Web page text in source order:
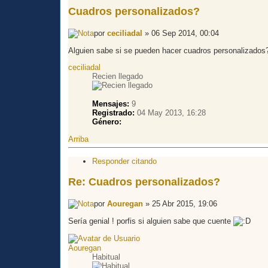
Cuadros personalizados?
porceciliadal » 06 Sep 2014, 00:04
Alguien sabe si se pueden hacer cuadros
ceciliadal
Recien llegado
Mensajes: 9
Registrado: 04 May 2013, 16:28
Género:
Arriba
Responder citando
Re: Cuadros personalizados?
porAouregan » 25 Abr 2015, 19:06
Sería genial ! porfis si alguien sabe que cuente
Aouregan
Habitual